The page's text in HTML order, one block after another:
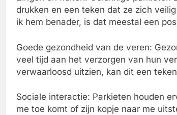
drukken en een teken dat ze zich
ik hem benader, is dat meestal een
Goede gezondheid van de veren:
veel tijd aan het verzorgen van hun
verwaarloosd uitzien, kan dit een
Sociale interactie: Parkieten houden
me toe komt of zijn kopje naar me